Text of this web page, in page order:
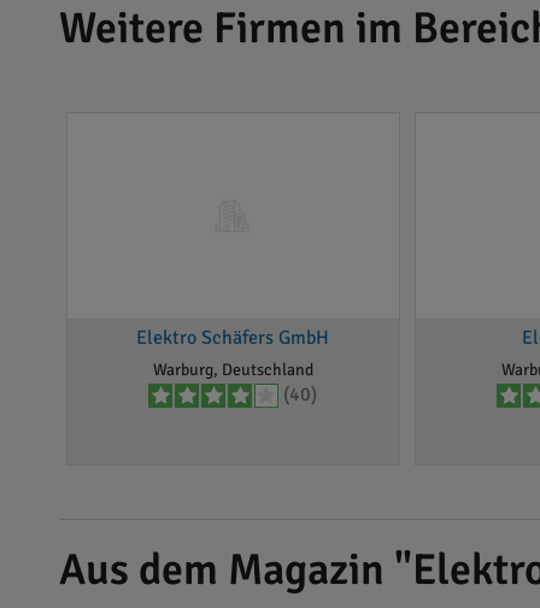
Weitere Firmen im
Elektro Schäfers GmbH
Warburg, Deutschland
(40)
Aus dem Magazin